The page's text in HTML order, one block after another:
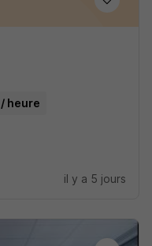
heure
il y a 5 jours